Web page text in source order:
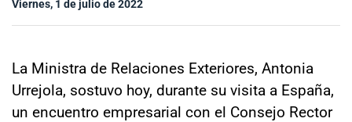
Viernes, 1 de julio de 2022
La Ministra de Relaciones Exteriores, Antonia
Urrejola, sostuvo hoy, durante su visita a España,
un encuentro empresarial con el Consejo Rector